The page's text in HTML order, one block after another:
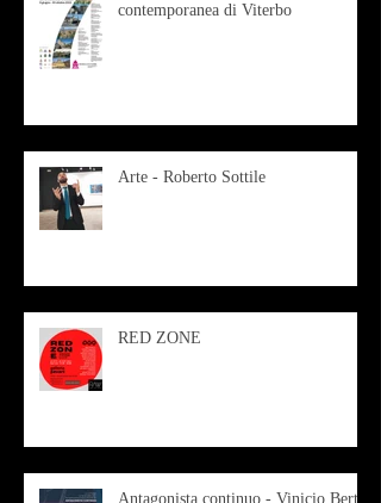
contemporanea di Viterbo
Arte - Roberto Sottile
RED ZONE
Antagonista continuo - Vinicio Berti